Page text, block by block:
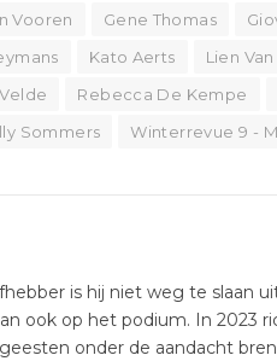
Vooren Gene Thomas
Kato Aerts Lien
Rebecca De Kempe
Sommers Winterrevue 9 -
is hij niet weg te slaan
ook op het podium. In 2023
onder de aandacht